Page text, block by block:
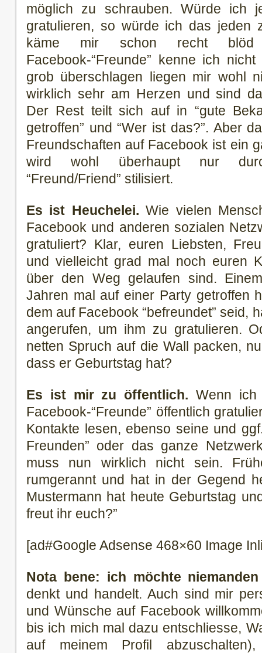
möglich zu schrauben. Würde ich
gratulieren, so würde ich das jeden
käme mir schon recht
Facebook-“Freunde” kenne ich
grob überschlagen liegen mir wohl
wirklich sehr am Herzen und sind
Der Rest teilt sich auf in “gute
getroffen” und “Wer ist das?”. Aber
Freundschaften auf Facebook ist ein
wird wohl überhaupt nur
“Freund/Friend” stilisiert.
Es ist Heuchelei. Wie vielen
Facebook und anderen sozialen
gratuliert? Klar, euren Liebsten,
und vielleicht grad mal noch euren
über den Weg gelaufen sind.
Jahren mal auf einer Party getroffen
dem auf Facebook “befreundet” seid,
angerufen, um ihm zu gratulieren.
netten Spruch auf die Wall packen,
dass er Geburtstag hat?
Es ist mir zu öffentlich. Wenn
Facebook-“Freunde” öffentlich
Kontakte lesen, ebenso seine und
Freunden” oder das ganze
muss nun wirklich nicht sein.
rumgerannt und hat in der Gegend
Mustermann hat heute Geburtstag
freut ihr euch?”
[ad#Google Adsense 468×60 Image
Nota bene: ich möchte
denkt und handelt. Auch sind mir
und Wünsche auf Facebook
bis ich mich mal dazu entschliesse,
auf meinem Profil